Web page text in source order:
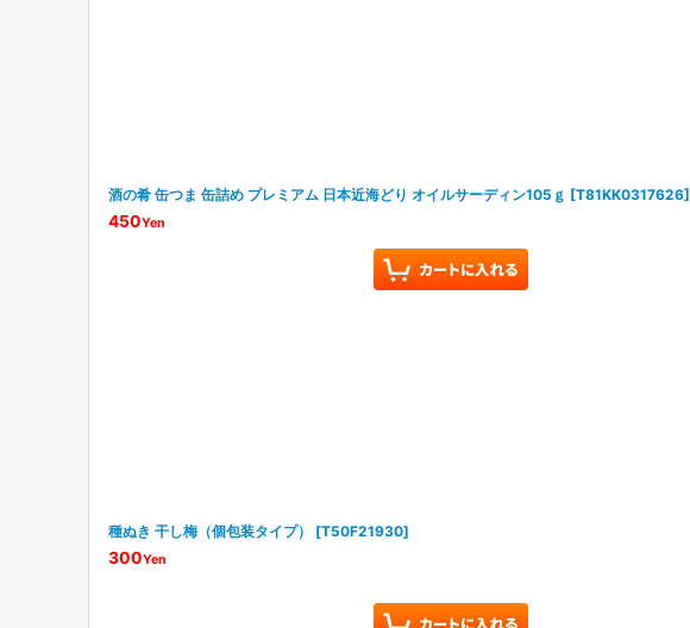
酒の肴 缶つま 缶詰め プレミアム 日本近海どり オイルサーディン105ｇ [T81KK0317626]
450Yen
種ぬき 干し梅（個包装タイプ） [T50F21930]
300Yen